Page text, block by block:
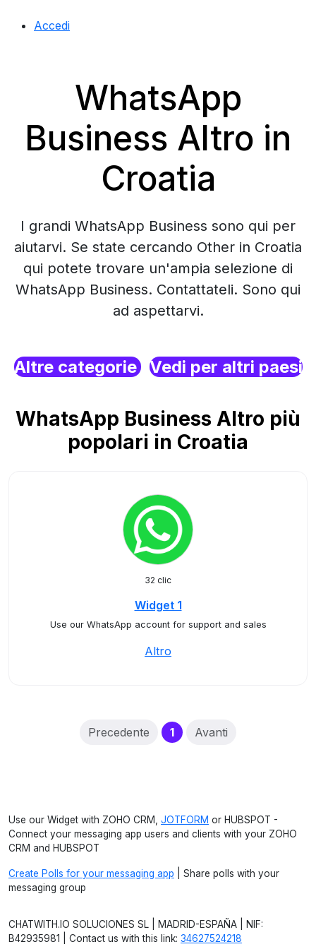
Accedi
WhatsApp
Business Altro in
Croatia
I grandi WhatsApp Business sono qui per
aiutarvi. Se state cercando Other in Croatia
qui potete trovare un'ampia selezione di
WhatsApp Business. Contattateli. Sono qui
ad aspettarvi.
Altre categorie Vedi per altri paesi
WhatsApp Business Altro più
popolari in Croatia
32 clic
Widget 1
Use our WhatsApp account for support and sales
Altro
Precedente 1(current)
Avanti
Use our Widget with ZOHO CRM, JOTFORM or HUBSPOT -
Connect your messaging app users and clients with your ZOHO
CRM and HUBSPOT
Create Polls for your messaging app | Share polls with your
messaging group
CHATWITH.IO SOLUCIONES SL | MADRID-ESPAÑA | NIF:
B42935981 | Contact us with this link: 34627524218